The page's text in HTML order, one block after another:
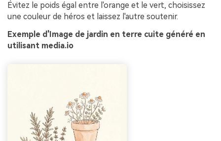
Évitez le poids égal entre l'orange et le vert, choisissez
une couleur de héros et laissez l'autre soutenir.
Exemple d'Image de jardin en terre cuite généré en
utilisant media.io